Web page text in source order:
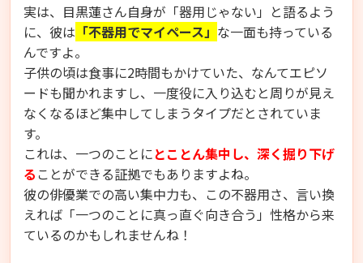
実は、目黒蓮さん自身が「器用じゃない」と語るよう
に、彼は 「不器用でマイペース」 な一面も持っている
んですよ。
子供の頃は食事に2時間もかけていた、なんてエピソ
ードも聞かれますし、一度役に入り込むと周りが見え
なくなるほど集中してしまうタイプだとされていま
す。
これは、一つのことにとことん集中し、深く掘り下げ
る ことができる証拠でもありますよね。
彼の俳優業での高い集中力も、この不器用さ、言い換
えれば「一つのことに真っ直ぐ向き合う」性格から来
ているのかもしれませんね！